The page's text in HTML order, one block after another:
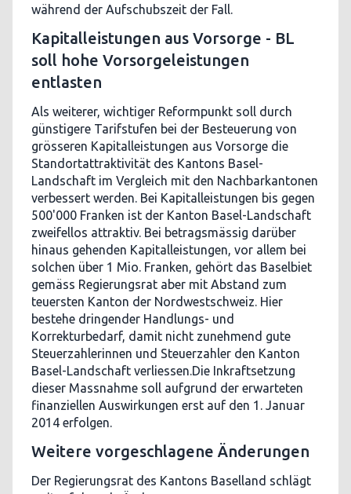
während der Aufschubszeit der Fall.
Kapitalleistungen aus Vorsorge - BL
soll hohe Vorsorgeleistungen
entlasten
Als weiterer, wichtiger Reformpunkt soll durch
günstigere Tarifstufen bei der Besteuerung von
grösseren Kapitalleistungen aus Vorsorge die
Standortattraktivität des Kantons Basel-
Landschaft im Vergleich mit den Nachbarkantonen
verbessert werden. Bei Kapitalleistungen bis gegen
500'000 Franken ist der Kanton Basel-Landschaft
zweifellos attraktiv. Bei betragsmässig darüber
hinaus gehenden Kapitalleistungen, vor allem bei
solchen über 1 Mio. Franken, gehört das Baselbiet
gemäss Regierungsrat aber mit Abstand zum
teuersten Kanton der Nordwestschweiz. Hier
bestehe dringender Handlungs- und
Korrekturbedarf, damit nicht zunehmend gute
Steuerzahlerinnen und Steuerzahler den Kanton
Basel-Landschaft verliessen.Die Inkraftsetzung
dieser Massnahme soll aufgrund der erwarteten
finanziellen Auswirkungen erst auf den 1. Januar
2014 erfolgen.
Weitere vorgeschlagene Änderungen
Der Regierungsrat des Kantons Baselland schlägt